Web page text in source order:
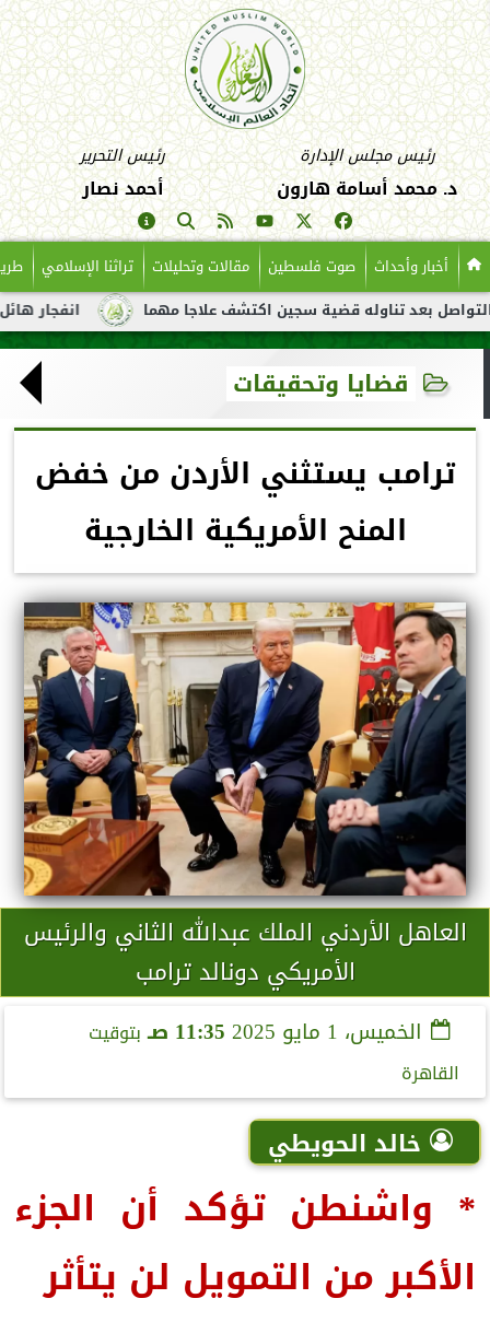
رئيس مجلس الإدارة
د. محمد أسامة هارون
رئيس التحرير
أحمد نصار
أخبار وأحداث صوت فلسطين مقالات وتحليلات تراثنا الإسلامي
انفجار هائل لناقلة نفط قضية سجين اكتشف علاجا مهما
قضايا وتحقيقات
ترامب يستثني الأردن من خفض
المنح الأمريكية الخارجية
العاهل الأردني الملك عبدالله الثاني والرئيس
الأمريكي دونالد ترامب
الخميس، 1 مايو 2025 11:35 صـ
بتوقيت
القاهرة
خالد الحويطي
* واشنطن تؤكد أن الجزء
الأكبر من التمويل لن يتأثر